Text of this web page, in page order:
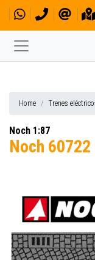
Home Trenes
Noch 1:87
Noch 60722